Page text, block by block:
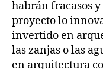
habrán fracasos
proyecto lo
invertido en
las zanjas o las
en arquitectura